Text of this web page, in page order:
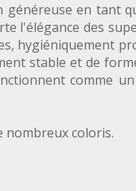
généreuse en tant
l'élégance des
hygiéniquement
stable et de
comme
nombreux coloris.